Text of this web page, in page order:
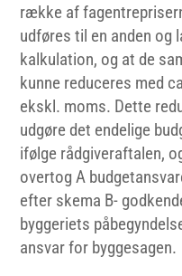
række af
udføres til en anden og
kalkulation, og at de
kunne reduceres med
ekskl. moms. Dette
udgøre det endelige
ifølge rådgiveraftalen,
overtog A
efter skema B-
byggeriets
ansvar for byggesagen.